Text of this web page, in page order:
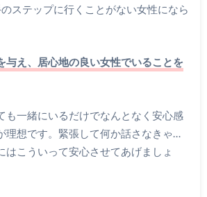
ステップに行くことがない女性になら
与え、居心地の良い女性でいることを
も一緒にいるだけでなんとなく安心感
理想です。緊張して何か話さなきゃ…
はこういって安心させてあげましょ